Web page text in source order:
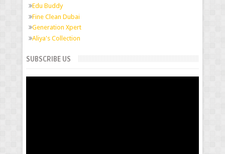
Edu Buddy
Fine Clean Dubai
Generation Xpert
Aliya's Collection
SUBSCRIBE US